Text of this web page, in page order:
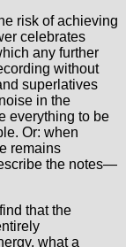
risk of achieving
celebrates
any further
without
superlatives
in the
everything to be
Or: when
remains
the notes—
that the
what a